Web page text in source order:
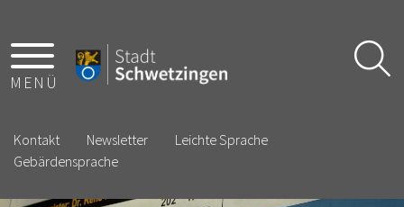
MENÜ
Kontakt Newsletter
Leichte Sprache
Gebärdensprache